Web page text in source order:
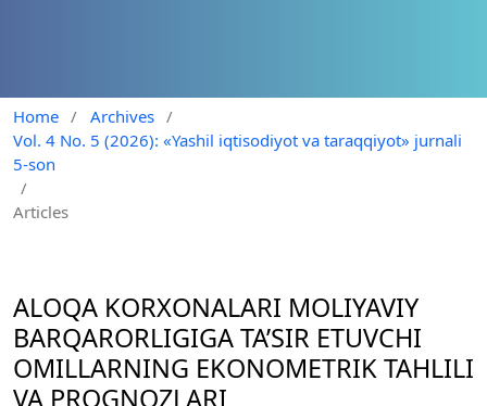
Home / Archives /
Vol. 4 No. 5 (2026): «Yashil iqtisodiyot va taraqqiyot» jurnali
5-son
/
Articles
ALOQA KORXONALARI MOLIYAVIY
BARQARORLIGIGA TA’SIR ETUVCHI
OMILLARNING EKONOMETRIK TAHLILI
VA PROGNOZLARI